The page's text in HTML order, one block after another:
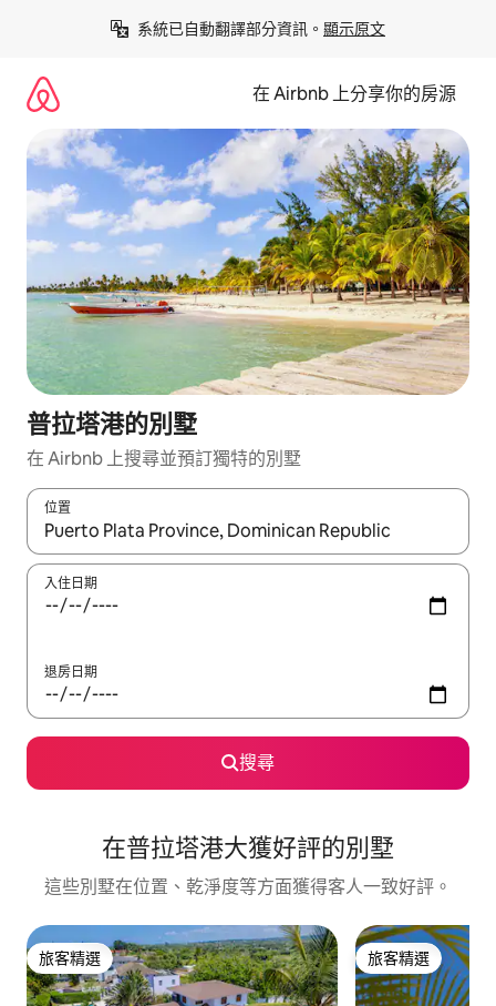
系統已自動翻譯部分資訊。 顯示原文
在 Airbnb 上分享你的房源
普拉塔港的別墅
在 Airbnb 上搜尋並預訂獨特的別墅
位置
如有搜尋結果，瀏覽內容時請使用上下箭頭，或輕點、滑動裝置。
入住日期
退房日期
搜尋
在普拉塔港大獲好評的別墅
這些別墅在位置、乾淨度等方面獲得客人一致好評。
旅客精選
旅客精選 旅客精選
旅客精選